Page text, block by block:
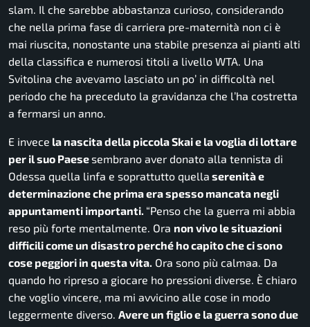
slam. Il che sarebbe abbastanza curioso, considerando
che nella prima fase di carriera pre-maternità non ci è
mai riuscita, nonostante una stabile presenza ai pianti alti
della classifica e numerosi titoli a livello WTA. Una
Svitolina che avevamo lasciato un po’ in difficoltà nel
periodo che ha preceduto la gravidanza che l’ha costretta
a fermarsi un anno.
E invece la nascita della piccola Skai e la voglia di lottare
per il suo Paesesembrano aver donato alla tennista di
Odessa quella linfa e soprattutto quella serenità e
determinazione che prima era spesso mancata negli
appuntamenti importanti. “Penso che la guerra mi abbia
reso più forte mentalmente. Ora non vivo le situazioni
difficili come un disastro perché ho capito che ci sono
cose peggiori in questa vita. Ora sono più calmaa. Da
quando ho ripreso a giocare ho pressioni diverse. È chiaro
che voglio vincere, ma mi avvicino alle cose in modo
leggermente diverso. Avere un figlio e la guerra sono due